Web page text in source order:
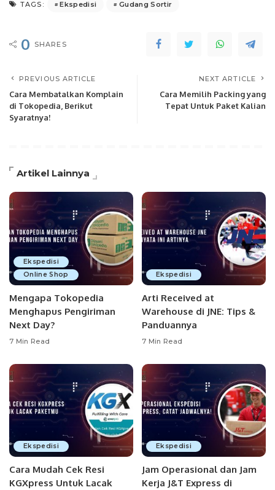
TAGS: Ekspedisi Gudang Sortir
0 SHARES
PREVIOUS ARTICLE
Cara Membatalkan Komplain
di Tokopedia, Berikut
Syaratnya!
NEXT ARTICLE
Cara Memilih Packing yang
Tepat Untuk Paket Kalian
Artikel Lainnya
Ekspedisi
Online Shop
Mengapa Tokopedia
Menghapus Pengiriman
Next Day?
7 Min Read
Ekspedisi
Arti Received at
Warehouse di JNE: Tips &
Panduannya
7 Min Read
Ekspedisi
Cara Mudah Cek Resi
KGXpress Untuk Lacak
Ekspedisi
Jam Operasional dan Jam
Kerja J&T Express di